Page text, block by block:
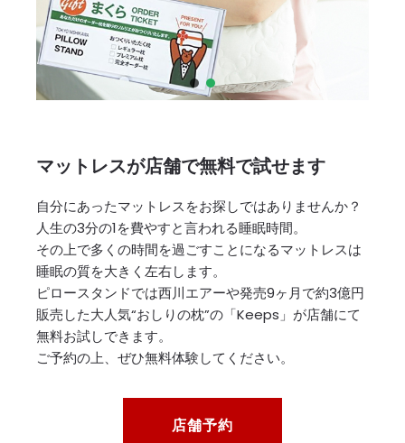
マットレスが店舗で無料で試せます
自分にあったマットレスをお探しではありませんか？
人生の3分の1を費やすと言われる睡眠時間。
その上で多くの時間を過ごすことになるマットレスは
睡眠の質を大きく左右します。
ピロースタンドでは西川エアーや発売9ヶ月で約3億円
販売した大人気“おしりの枕”の「Keeps」が店舗にて
無料お試しできます。
ご予約の上、ぜひ無料体験してください。
店舗予約